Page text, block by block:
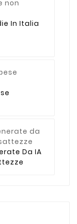
In Italia
Da IA